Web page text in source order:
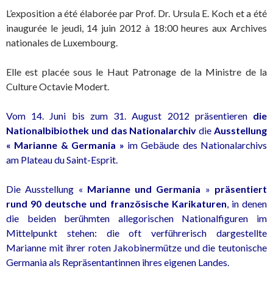
L’exposition a été élaborée par Prof. Dr. Ursula E. Koch et a été
inaugurée le jeudi, 14 juin 2012 à 18:00 heures aux Archives
nationales de Luxembourg.
Elle est placée sous le Haut Patronage de la Ministre de la
Culture Octavie Modert.
Vom 14. Juni bis zum 31. August 2012 präsentieren die
Nationalbibiothek und das Nationalarchiv dieAusstellung
« Marianne & Germania » im Gebäude des Nationalarchivs
am Plateau du Saint-Esprit.
Die Ausstellung « Marianne und Germania » präsentiert
rund 90 deutsche und französische Karikaturen, in denen
die beiden berühmten allegorischen Nationalfiguren im
Mittelpunkt stehen: die oft verführerisch dargestellte
Marianne mit ihrer roten Jakobinermütze und die teutonische
Germania als Repräsentantinnen ihres eigenen Landes.